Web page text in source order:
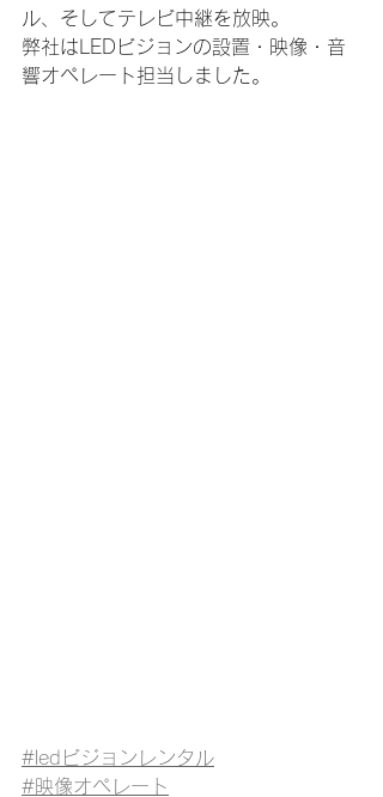
ル、そしてテレビ中継を放映。
弊社はLEDビジョンの設置・映像・音
響オペレート担当しました。
#ledビジョンレンタル
#映像オペレート